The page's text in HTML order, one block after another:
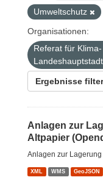
Umweltschutz
Organisationen:
Referat für
Ergebnisse
Anlagen zur
Altpapier
Anlagen zur
XML WMS GeoJSON